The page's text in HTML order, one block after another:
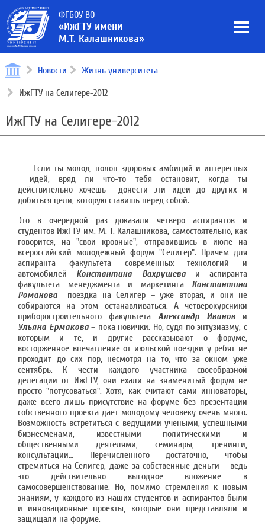
ФГБОУ ВО
«ИжГТУ имени
М.Т. Калашникова»
Новости Жизнь университета
ИжГТУ на Селигере-2012
ИжГТУ на Селигере-2012
Если ты молод, полон здоровых амбиций и интересных
идей, вряд ли что-то тебя остановит, когда ты
действительно хочешь донести эти идеи до других и
добиться цели, которую ставишь перед собой.
Это в очередной раз доказали четверо аспирантов и
студентов ИжГТУ им. М. Т. Калашникова, самостоятельно, как
говорится, на "свои кровные", отправившись в июле на
всероссийский молодежный форум "Селигер". Причем для
аспиранта факультета современных технологий и
автомобилей Константина Вахрушеваи аспиранта
факультета менеджмента и маркетинга Константина
Романова поездка на Селигер – уже вторая, и они не
собираются на этом останавливаться. А четверокурсники
приборостроительного факультета Александр Иванов и
Ульяна Ермакова– пока новички. Но, судя по энтузиазму, с
которым и те, и другие рассказывают о форуме,
восторженное впечатление от июльской поездки у ребят не
проходит до сих пор, несмотря на то, что за окном уже
сентябрь. К чести каждого участника своеобразной
делегации от ИжГТУ, они ехали на знаменитый форум не
просто "потусоваться". Хотя, как считают сами инноваторы,
даже всего лишь присутствие на форуме без презентации
собственного проекта дает молодому человеку очень много.
Возможность встретиться с ведущими учеными, успешными
бизнесменами, известными политическими и
общественными деятелями, семинары, тренинги,
консультации… Перечисленного достаточно, чтобы
стремиться на Селигер, даже за собственные деньги – ведь
это действительно выгодное вложение в
самосовершенствование. Но, помимо стремления к новым
знаниям, у каждого из наших студентов и аспирантов были
и инновационные проекты, которые они представляли и
защищали на форуме.